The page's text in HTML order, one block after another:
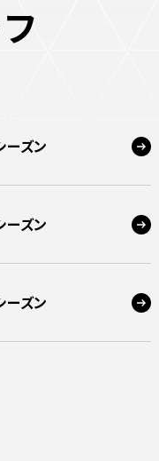
ーズン
ーズン
ーズン